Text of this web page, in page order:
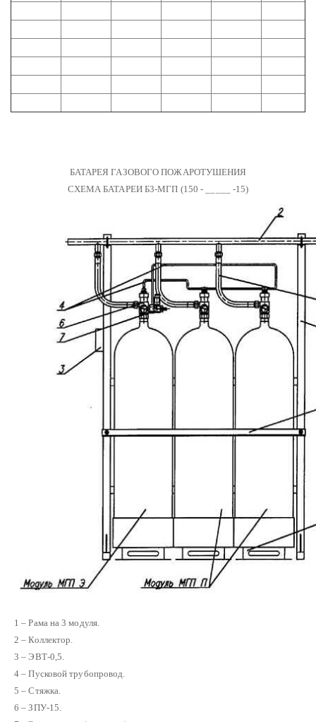
БАТАРЕЯ ГАЗОВОГО ПОЖАРОТУШЕНИЯ
СХЕМА БАТАРЕИ Б3-МГП (150 - _____ -15)
1 – Рама на 3 модуля.
2 – Коллектор.
3 – ЭВТ-0,5.
4 – Пусковой трубопровод.
5 – Стяжка.
6 – ЗПУ-15.